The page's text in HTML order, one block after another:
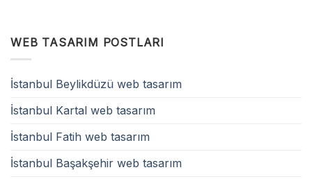
WEB TASARIM POSTLARI
İstanbul Beylikdüzü web tasarım
İstanbul Kartal web tasarım
İstanbul Fatih web tasarım
İstanbul Başakşehir web tasarım